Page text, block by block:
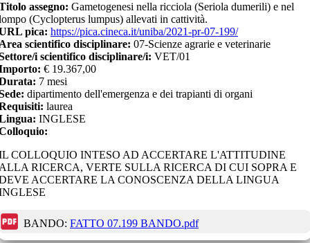
assegno: Gametogenesi nella ricciola (Seriola dumerili) e nel
(Cyclopterus lumpus) allevati in cattività.
pica: https://pica.cineca.it/uniba/2021-pr-07-199/
scientifico disciplinare: 07-Scienze agrarie e veterinarie
i scientifico disciplinare/i: VET/01
€ 19.367,00
7 mesi
dipartimento dell'emergenza e dei trapianti di organi
laurea
INGLESE
COLLOQUIO INTESO AD ACCERTARE L'ATTITUDINE
RICERCA, VERTE SULLA RICERCA DI CUI SOPRA E
ACCERTARE LA CONOSCENZA DELLA LINGUA
BANDO: FATTO 07.199 BANDO.pdf